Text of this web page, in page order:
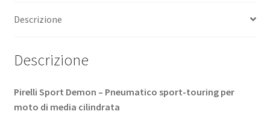
Descrizione
Descrizione
Pirelli Sport Demon – Pneumatico sport-touring per
moto di media cilindrata